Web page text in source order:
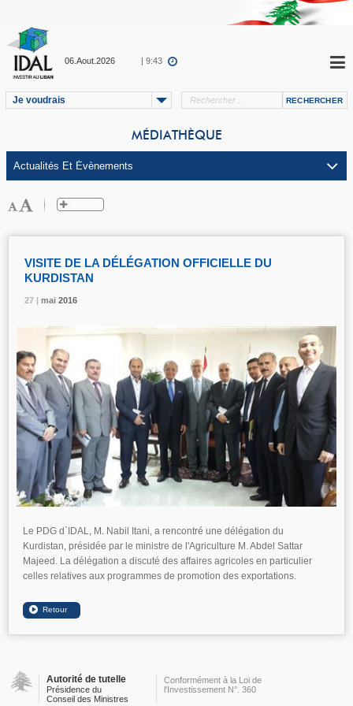
06.Aout.2026 | 9:43
Je voudrais
MÉDIATHÈQUE
27 | mai 2016
VISITE DE LA DÉLÉGATION OFFICIELLE DU
KURDISTAN
27 | mai 2016
27 | mai 2016
Le PDG d`IDAL, M. Nabil Itani, a rencontré une délégation du
Kurdistan, présidée par le ministre de l'Agriculture M. Abdel Sattar
Majeed. La délégation a discuté des affaires agricoles en particulier
celles relatives aux programmes de promotion des exportations.
Autorité de tutelle
Présidence du
Conseil des Ministres
Conformément à la Loi de
l'Investissement N°. 360